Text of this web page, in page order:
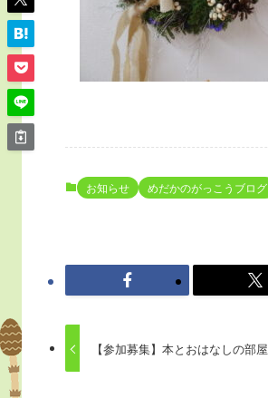
お知らせ めだかのがっこうブログ
【参加募集】本とおはなしの部屋